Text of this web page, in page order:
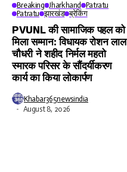
Breaking Jharkhand
Patratu
Patratu झारखंड ब्रेकिंग
PVUNL की सामाजिक पहल को
मिला सम्मान: विधायक रोशन लाल
चौधरी ने शहीद निर्मल महतो
स्मारक परिसर के सौंदर्यीकरण
कार्य का किया लोकार्पण
Khabar365newsindia
August 8, 2026